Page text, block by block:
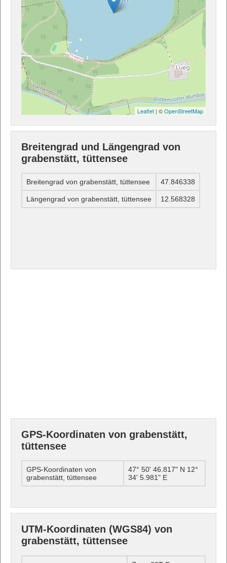
Leaflet | ©OpenStreetMap
Breitengrad und Längengrad von
grabenstätt, tüttensee
Breitengrad von grabenstätt, tüttensee 47.846338
Längengrad von grabenstätt, tüttensee 12.568328
GPS-Koordinaten von grabenstätt,
tüttensee
GPS-Koordinaten von
grabenstätt, tüttensee
47° 50' 46.817" N 12°
34' 5.981" E
UTM-Koordinaten (WGS84) von
grabenstätt, tüttensee